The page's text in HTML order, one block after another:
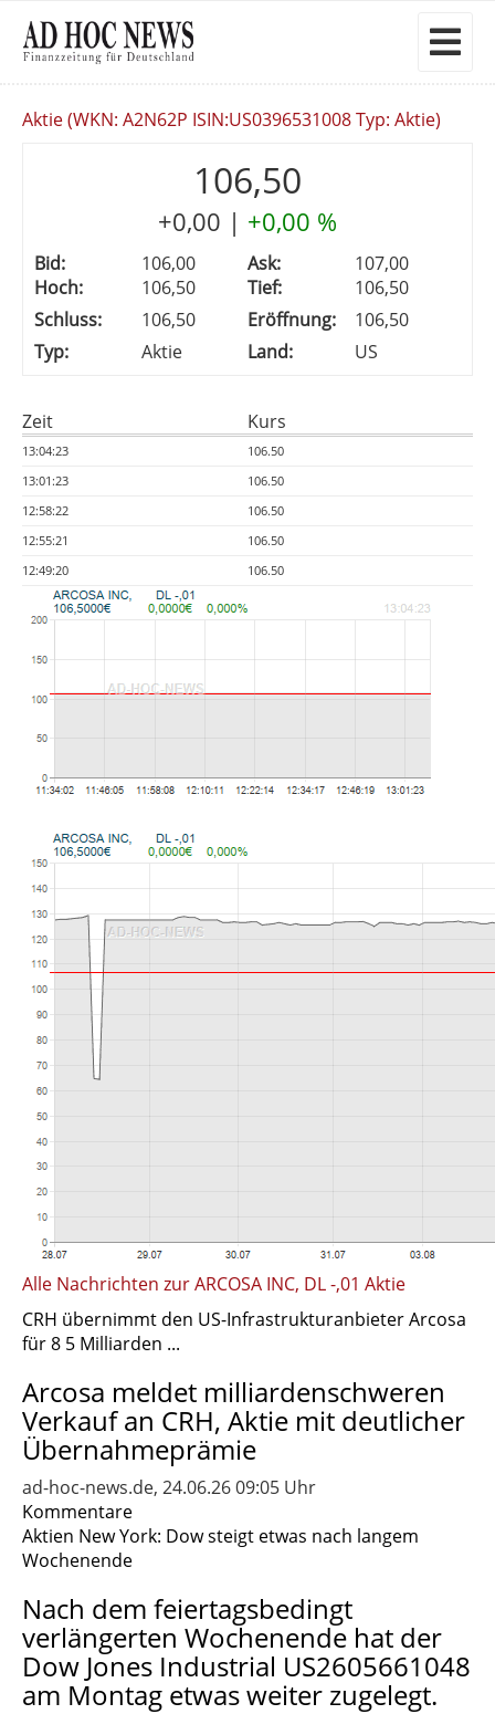
Aktie (WKN: A2N62P ISIN:US0396531008 Typ: Aktie)
106,50
+0,00 | +0,00 %
Bid: 106,00 Ask:
107,00
Hoch:
106,50 Tief:
106,50
Schluss:
106,50 Eröffnung:
106,50
Typ:
Aktie Land: US
Zeit Kurs
13:04:23
106.50
13:01:23
106.50
12:58:22
106.50
12:55:21
106.50
12:49:20
106.50
Alle Nachrichten zur ARCOSA INC, DL -,01 Aktie
CRH übernimmt den US-Infrastrukturanbieter Arcosa
für 8 5 Milliarden ...
Arcosa meldet milliardenschweren
Verkauf an CRH, Aktie mit deutlicher
Übernahmeprämie
ad-hoc-news.de, 24.06.26 09:05 Uhr
Kommentare
Aktien New York: Dow steigt etwas nach langem
Wochenende
Nach dem feiertagsbedingt
verlängerten Wochenende hat der
Dow Jones Industrial US2605661048
am Montag etwas weiter zugelegt.